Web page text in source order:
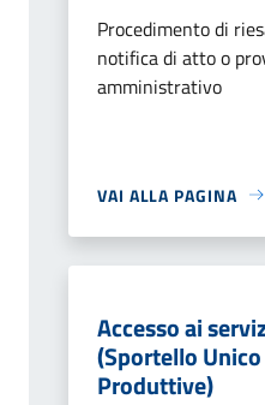
Procedimento di
notifica di atto o
amministrativo
VAI ALLA PAGINA
Accesso ai
(Sportello
Produttive)